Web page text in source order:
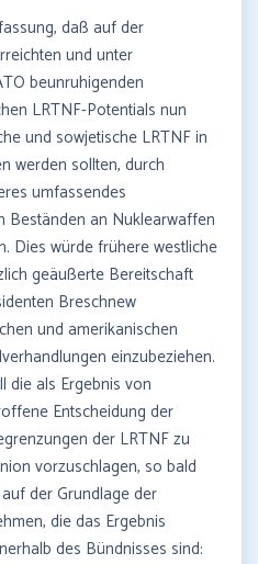
daß auf der
und unter
beunruhigenden
LRTNF-Potentials nun
und sowjetische LRTNF in
werden sollten, durch
umfassendes
Beständen an Nuklearwaffen
Dies würde frühere westliche
geäußerte Bereitschaft
Breschnew
und amerikanischen
einzubeziehen.
die als Ergebnis von
Entscheidung der
der LRTNF zu
vorzuschlagen, so bald
der Grundlage der
die das Ergebnis
des Bündnisses sind: